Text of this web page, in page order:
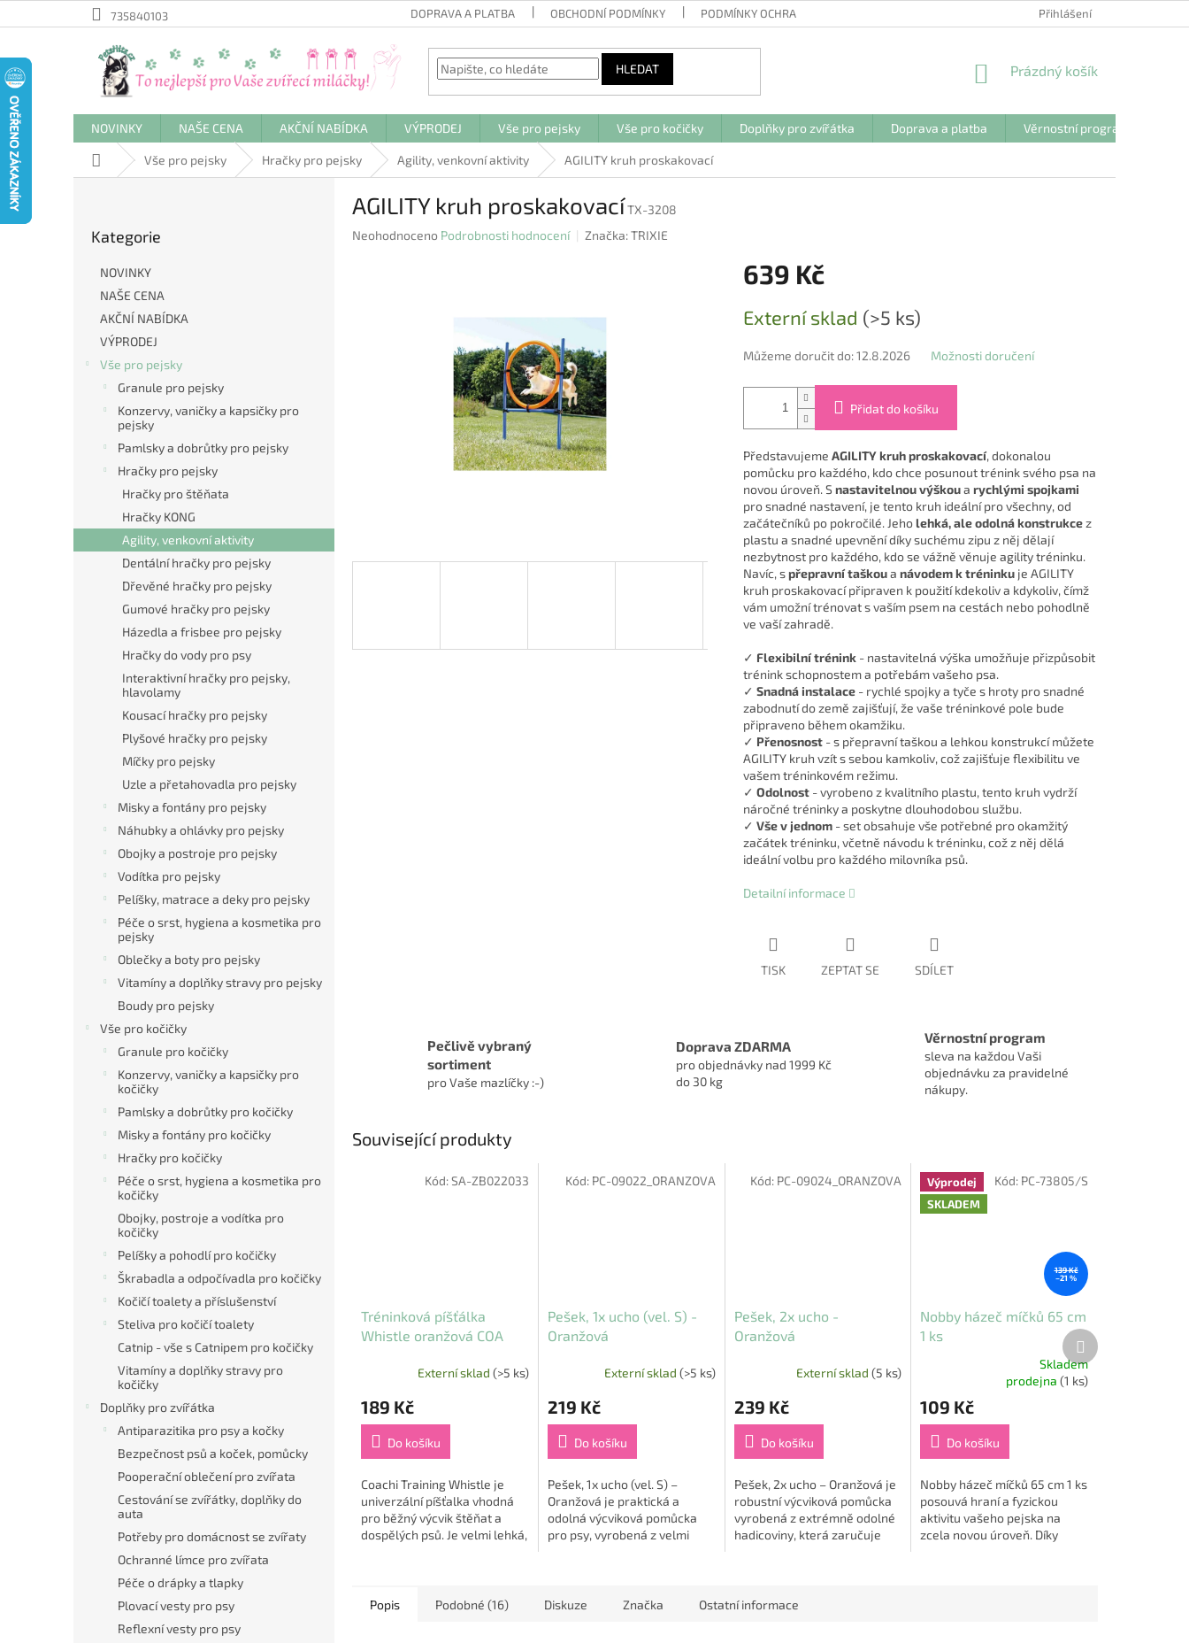
na
735840103 DOPRAVA A PLATBA OBCHODNÍ PODMÍNKY PODMÍNKY OCHRANY OSOBNÍCH ÚDAJŮ Přihlášení
HLEDAT
NÁKUPNÍ
Prázdný košík
NOVINKY NAŠE CENA AKČNÍ NABÍDKA VÝPRODEJ Vše pro pejsky Vše pro kočičky Doplňky pro zvířátka Doprava a platba Věrnostní program
Domů Vše pro pejsky Hračky pro pejsky Agility, venkovní aktivity AGILITY kruh proskakovací
kategorie
Kategorie
NOVINKY
NAŠE CENA
AKČNÍ NABÍDKA
VÝPRODEJ
Vše pro pejsky
Granule pro pejsky
Konzervy, vaničky a kapsičky pro
pejsky
Pamlsky a dobrůtky pro pejsky
Hračky pro pejsky
Hračky pro štěňata
Hračky KONG
Agility, venkovní aktivity
Dentální hračky pro pejsky
Dřevěné hračky pro pejsky
Gumové hračky pro pejsky
Házedla a frisbee pro pejsky
Hračky do vody pro psy
Interaktivní hračky pro pejsky,
hlavolamy
Kousací hračky pro pejsky
Plyšové hračky pro pejsky
Míčky pro pejsky
Uzle a přetahovadla pro pejsky
Misky a fontány pro pejsky
Náhubky a ohlávky pro pejsky
Obojky a postroje pro pejsky
Vodítka pro pejsky
Pelíšky, matrace a deky pro pejsky
Péče o srst, hygiena a kosmetika pro
pejsky
Oblečky a boty pro pejsky
Vitamíny a doplňky stravy pro pejsky
Boudy pro pejsky
Vše pro kočičky
Granule pro kočičky
Konzervy, vaničky a kapsičky pro
kočičky
Pamlsky a dobrůtky pro kočičky
Misky a fontány pro kočičky
Hračky pro kočičky
Péče o srst, hygiena a kosmetika pro
kočičky
Obojky, postroje a vodítka pro
kočičky
Pelíšky a pohodlí pro kočičky
Škrabadla a odpočívadla pro kočičky
Kočičí toalety a příslušenství
Steliva pro kočičí toalety
Catnip - vše s Catnipem pro kočičky
Vitamíny a doplňky stravy pro
kočičky
Doplňky pro zvířátka
Antiparazitika pro psy a kočky
Bezpečnost psů a koček, pomůcky
Pooperační oblečení pro zvířata
Cestování se zvířátky, doplňky do
auta
Potřeby pro domácnost se zvířaty
Ochranné límce pro zvířata
Péče o drápky a tlapky
Plovací vesty pro psy
Reflexní vesty pro psy
AGILITY kruh proskakovacíTX-3208
Průměrné
Neohodnoceno Podrobnosti hodnocení Značka:TRIXIE
639 Kč
cena:
Externí sklad (>5 ks)
Můžeme doručit do: 12.8.2026 Možnosti doručení
Přidat do košíku
Představujeme AGILITY kruh proskakovací, dokonalou
pomůcku pro každého, kdo chce posunout trénink svého psa na
novou úroveň. S nastavitelnou výškoua rychlými spojkami
pro snadné nastavení, je tento kruh ideální pro všechny, od
začátečníků po pokročilé. Jeholehká, ale odolná konstrukcez
plastu a snadné upevnění díky suchému zipu z něj dělají
nezbytnost pro každého, kdo se vážně věnuje agility tréninku.
Navíc, spřepravní taškoua návodem k tréninkuje AGILITY
kruh proskakovací připraven k použití kdekoliv a kdykoliv, čímž
vám umožní trénovat s vaším psem na cestách nebo pohodlně
ve vaší zahradě.
✓ Flexibilní trénink- nastavitelná výška umožňuje přizpůsobit
trénink schopnostem a potřebám vašeho psa.
✓ Snadná instalace- rychlé spojky a tyče s hroty pro snadné
zabodnutí do země zajišťují, že vaše tréninkové pole bude
připraveno během okamžiku.
✓ Přenosnost- s přepravní taškou a lehkou konstrukcí můžete
AGILITY kruh vzít s sebou kamkoliv, což zajišťuje flexibilitu ve
vašem tréninkovém režimu.
✓ Odolnost- vyrobeno z kvalitního plastu, tento kruh vydrží
náročné tréninky a poskytne dlouhodobou službu.
✓ Vše v jednom- set obsahuje vše potřebné pro okamžitý
začátek tréninku, včetně návodu k tréninku, což z něj dělá
ideální volbu pro každého milovníka psů.
Detailní informace
TISK ZEPTAT SE SDÍLET
Pečlivě vybraný
sortiment
pro Vaše mazlíčky :-)
Doprava ZDARMA
pro objednávky nad 1999 Kč
do 30 kg
Věrnostní program
sleva na každou Vaši
objednávku za pravidelné
nákupy.
Související produkty
Tréninková píšťálka
Whistle oranžová COA
Externí sklad (>5 ks)
189 Kč
Do košíku
Coachi Training Whistle je
univerzální píšťalka vhodná
pro běžný výcvik štěňat a
dospělých psů. Je velmi lehká,
Kód:SA-ZB022033
Pešek, 1x ucho (vel. S) -
Oranžová
Externí sklad (>5 ks)
219 Kč
Do košíku
Pešek, 1x ucho (vel. S) –
Oranžová je praktická a
odolná výcviková pomůcka
pro psy, vyrobená z velmi
Kód: PC-09022_ORANZOVA
Pešek, 2x ucho -
Oranžová
Externí sklad(5 ks)
239 Kč
Do košíku
Pešek, 2x ucho – Oranžová je
robustní výcviková pomůcka
vyrobená z extrémně odolné
hadicoviny, která zaručuje
Kód: PC-09024_ORANZOVA
Výprodej
SKLADEM
139 Kč
–21 %
Nobby házeč míčků 65 cm
1 ks
produktu
je
z
hvězdiček.
Skladem
prodejna(1 ks)
109 Kč
Do košíku
Nobby házeč míčků 65 cm 1 ks
posouvá hraní a fyzickou
aktivitu vašeho pejska na
zcela novou úroveň. Díky
Kód: PC-73805/S
Další
produkt
Popis Podobné (16) Diskuze Značka Ostatní informace